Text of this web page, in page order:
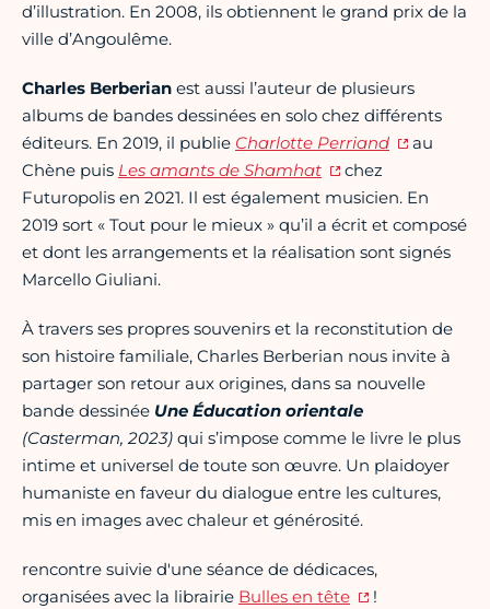
d’illustration. En 2008, ils obtiennent le grand prix de la
ville d’Angoulême.
Charles Berberian est aussi l’auteur de plusieurs
albums de bandes dessinées en solo chez différents
éditeurs. En 2019, il publie Charlotte Perriand
au
Chène puis Les amants de Shamhat
chez
Futuropolis en 2021. Il est également musicien. En
2019 sort « Tout pour le mieux » qu’il a écrit et composé
et dont les arrangements et la réalisation sont signés
Marcello Giuliani.
À travers ses propres souvenirs et la reconstitution de
son histoire familiale, Charles Berberian nous invite à
partager son retour aux origines, dans sa nouvelle
bande dessinée Une Éducation orientale
(Casterman, 2023) qui s’impose comme le livre le plus
intime et universel de toute son œuvre. Un plaidoyer
humaniste en faveur du dialogue entre les cultures,
mis en images avec chaleur et générosité.
rencontre suivie d'une séance de dédicaces,
organisées avec la librairie Bulles en tête !